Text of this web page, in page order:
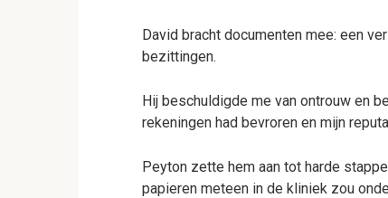
David bracht documenten mee: een
bezittingen.
Hij beschuldigde me van ontrouw en
rekeningen had bevroren en mijn
Peyton zette hem aan tot harde
papieren meteen in de kliniek zou